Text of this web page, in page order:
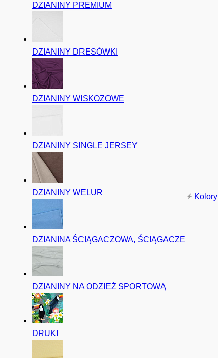
DZIANINY PREMIUM
DZIANINY DRESÓWKI
DZIANINY WISKOZOWE
DZIANINY SINGLE JERSEY
DZIANINY WELUR
DZIANINA ŚCIĄGACZOWA, ŚCIĄGACZE
DZIANINY NA ODZIEŻ SPORTOWĄ
DRUKI
Kolory